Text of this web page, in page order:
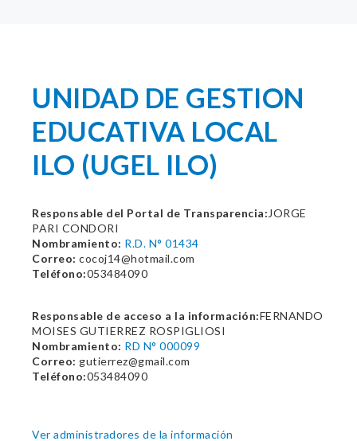
UNIDAD DE GESTION
EDUCATIVA LOCAL
ILO (UGEL ILO)
Responsable del Portal de Transparencia: JORGE
PARI CONDORI
Nombramiento: R.D. N° 01434
Correo: cocoj14@hotmail.com
Teléfono:053484090
Responsable de acceso a la información:FERNANDO
MOISES GUTIERREZ ROSPIGLIOSI
Nombramiento: RD N° 000099
Correo: gutierrez@gmail.com
Teléfono:053484090
Ver administradores de la información